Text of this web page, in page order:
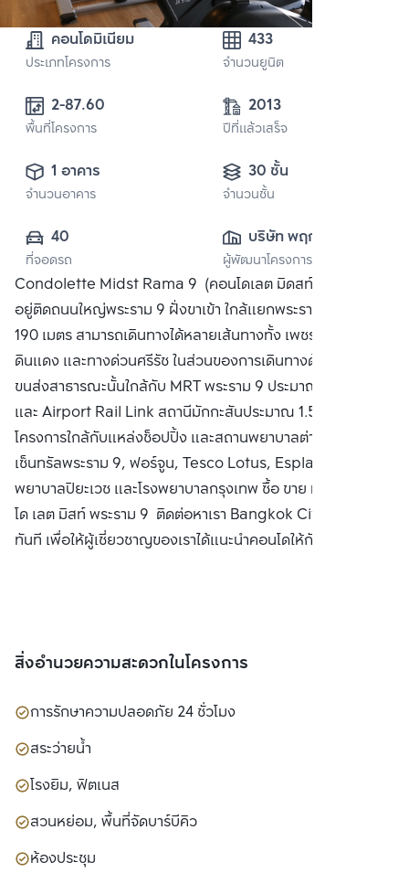
คอนโดมิเนียม
ประเภทโครงการ
433
จำนวนยูนิต
พื้นที่โครงการ
2013
ปีที่แล้วเสร็จ
1 อาคาร
จำนวนอาคาร
30 ชั้น
จำนวนชั้น
40
ที่จอดรถ
บริษัท พฤกษา เรียล
เอสเตท จำกัด
(มหาชน)
ผู้พัฒนาโครงการ
Condolette Midst Rama 9 (คอนโดเลต มิดสท์ พระราม 9)
อยู่ติดถนนใหญ่พระราม 9 ฝั่งขาเข้า ใกล้แยกพระราม 9 ประมาณ
190 เมตร สามารถเดินทางได้หลายเส้นทางทั้ง เพชรบุรี, สุขุมวิท,
ดินแดง และทางด่วนศรีรัช ในส่วนของการเดินทางด้วยระบบ
ขนส่งสาธารณะนั้นใกล้กับ MRT พระราม 9 ประมาณ 350 เมตร
และ Airport Rail Link สถานีมักกะสันประมาณ 1.5 กิโลเมตร
โครงการใกล้กับแหล่งช็อปปิ้ง และสถานพยาบาลต่างๆทั้ง
เซ็นทรัลพระราม 9, ฟอร์จูน, Tesco Lotus, Esplanade, โรง
พยาบาลปิยะเวช และโรงพยาบาลกรุงเทพ ซื้อ ขาย หรือ เช่า คอน
โด เลต มิสท์ พระราม 9 ติดต่อหาเรา Bangkok CitiSmart ได้
ทันที เพื่อให้ผู้เชี่ยวชาญของเราได้แนะนำคอนโดให้กับท่าน
สิ่งอำนวยความสะดวกในโครงการ
การรักษาความปลอดภัย 24 ชั่วโมง
สระว่ายน้ำ
โรงยิม, ฟิตเนส
สวนหย่อม, พื้นที่จัดบาร์บีคิว
ห้องประชุม